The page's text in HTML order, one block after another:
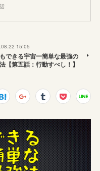
15:05
できる宇宙一簡単な最強の
【第五話：行動すべし！】